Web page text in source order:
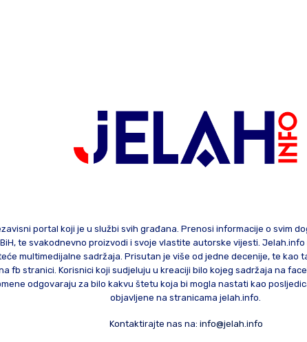
portal koji je u službi svih građana. Prenosi informacije o svim
te svakodnevno proizvodi i svoje vlastite autorske vijesti.
multimedijalne sadržaja. Prisutan je više od jedne decenije, te kao
fb stranici. Korisnici koji sudjeluju u kreaciji bilo kojeg sadržaja na
odgovaraju za bilo kakvu štetu koja bi mogla nastati kao
objavljene na stranicama jelah.info.
Kontaktirajte nas na: info@jelah.info